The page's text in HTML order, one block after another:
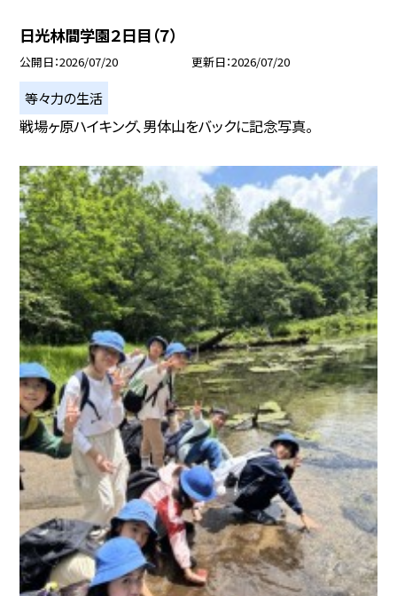
日光林間学園２日目（７）
公開日 2026/07/20 更新日 2026/07/20
等々力の生活
戦場ヶ原ハイキング、男体山をバックに記念写真。